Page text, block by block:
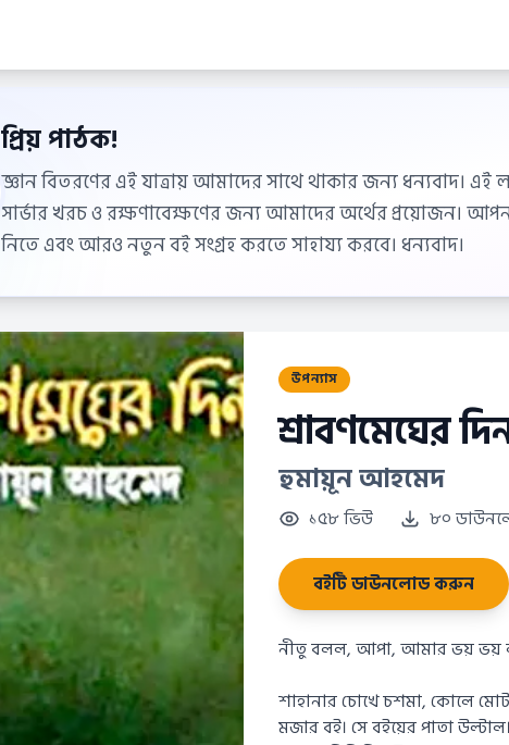
প্রিয় পাঠক!
জ্ঞান বিতরণের এই যাত্রায় আমাদের সাথে থাকার জন্য ধন্যবাদ। এই
সার্ভার খরচ ও রক্ষণাবেক্ষণের জন্য আমাদের অর্থের প্রয়োজন।
নিতে এবং আরও নতুন বই সংগ্রহ করতে সাহায্য করবে। ধন্যবাদ।
উপন্যাস
শ্রাবণমেঘের
হুমায়ূন আহমেদ
১৫৮ ভিউ ৮০
বইটি ডাউনলোড করুন
নীতু বলল, আপা, আমার ভয় ভয়
শাহানার চোখে চশমা, কোলে
মজার বই। সে বইয়ের পাতা